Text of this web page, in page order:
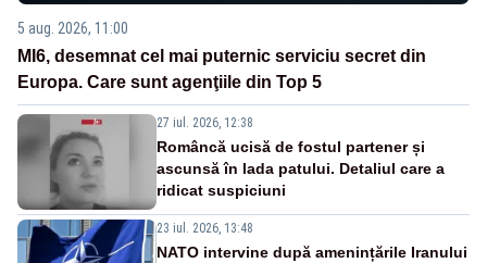
5 aug. 2026, 11:00
MI6, desemnat cel mai puternic serviciu secret din
Europa. Care sunt agenţiile din Top 5
27 iul. 2026, 12:38
Româncă ucisă de fostul partener și
ascunsă în lada patului. Detaliul care a
ridicat suspiciuni
23 iul. 2026, 13:48
NATO intervine după amenințările Iranului